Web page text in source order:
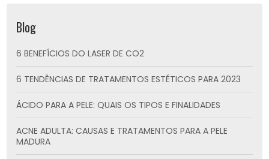
Blog
6 BENEFÍCIOS DO LASER DE CO2
6 TENDÊNCIAS DE TRATAMENTOS ESTÉTICOS PARA 2023
ÁCIDO PARA A PELE: QUAIS OS TIPOS E FINALIDADES
ACNE ADULTA: CAUSAS E TRATAMENTOS PARA A PELE
MADURA